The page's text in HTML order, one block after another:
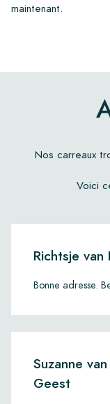
maintenant.
Nos carreaux
Voici
Richtsje van
Bonne adresse.
Suzanne
Geest